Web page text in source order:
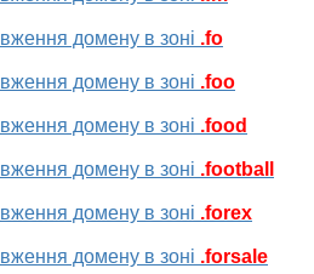
домену в зоні .fo
домену в зоні .foo
домену в зоні .food
домену в зоні .football
домену в зоні .forex
домену в зоні .forsale